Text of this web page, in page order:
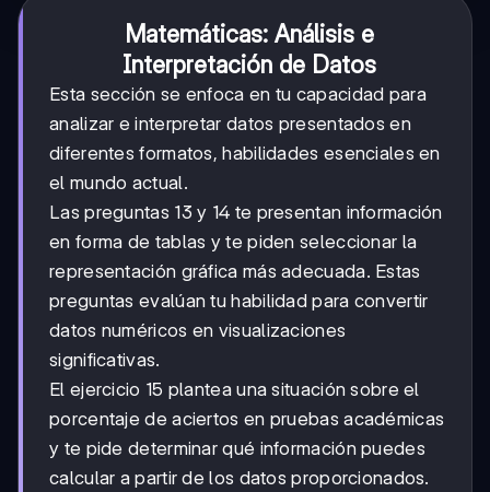
Matemáticas: Análisis e
Interpretación de Datos
Esta sección se enfoca en tu capacidad para
analizar e interpretar datos presentados en
diferentes formatos, habilidades esenciales en
el mundo actual.
Las preguntas 13 y 14 te presentan información
en forma de tablas y te piden seleccionar la
representación gráfica más adecuada. Estas
preguntas evalúan tu habilidad para convertir
datos numéricos en visualizaciones
significativas.
El ejercicio 15 plantea una situación sobre el
porcentaje de aciertos en pruebas académicas
y te pide determinar qué información puedes
calcular a partir de los datos proporcionados.